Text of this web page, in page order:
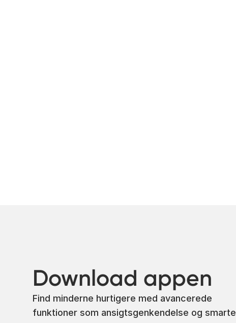
Download appen
Find minderne hurtigere med avancerede
funktioner som ansigtsgenkendelse og smarte